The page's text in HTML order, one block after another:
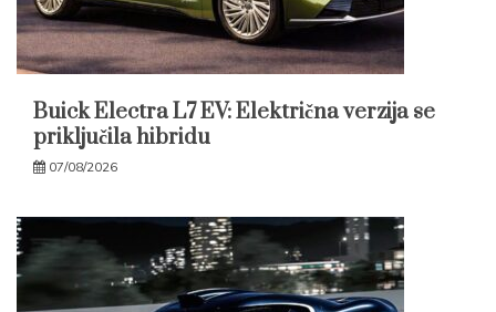
Buick Electra L7 EV: Električna verzija se
priključila hibridu
07/08/2026